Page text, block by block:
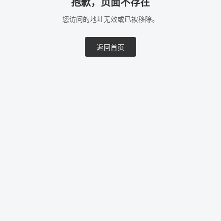
抱歉，页面不存在
您访问的地址无效或已被移除。
返回首页